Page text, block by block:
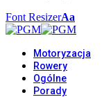
Font ResizerAa
Motoryzacja
Rowery
Ogólne
Porady